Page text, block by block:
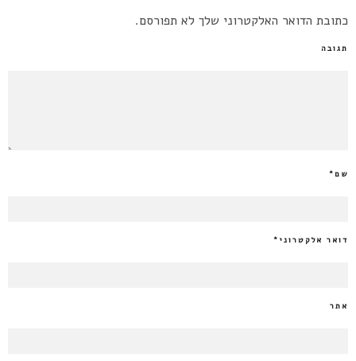
כתובת הדואר האלקטרוני שלך לא תפורסם.
תגובה
שם*
דואר אלקטרוני *
אתר